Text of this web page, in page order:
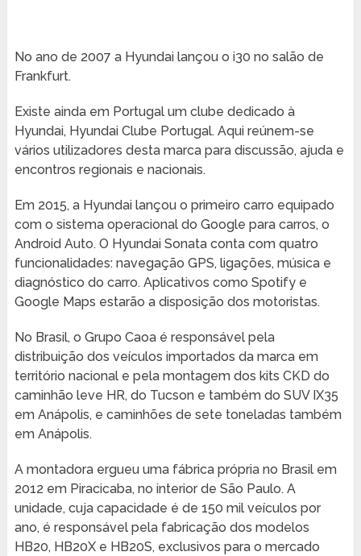
No ano de 2007 a Hyundai lançou o i30 no salão de
Frankfurt.
Existe ainda em Portugal um clube dedicado à
Hyundai, Hyundai Clube Portugal. Aqui reúnem-se
vários utilizadores desta marca para discussão, ajuda e
encontros regionais e nacionais.
Em 2015, a Hyundai lançou o primeiro carro equipado
com o sistema operacional do Google para carros, o
Android Auto. O Hyundai Sonata conta com quatro
funcionalidades: navegação GPS, ligações, música e
diagnóstico do carro. Aplicativos como Spotify e
Google Maps estarão a disposição dos motoristas.
No Brasil, o Grupo Caoa é responsável pela
distribuição dos veículos importados da marca em
território nacional e pela montagem dos kits CKD do
caminhão leve HR, do Tucson e também do SUV IX35
em Anápolis, e caminhões de sete toneladas também
em Anápolis.
A montadora ergueu uma fábrica própria no Brasil em
2012 em Piracicaba, no interior de São Paulo. A
unidade, cuja capacidade é de 150 mil veículos por
ano, é responsável pela fabricação dos modelos
HB20, HB20X e HB20S, exclusivos para o mercado